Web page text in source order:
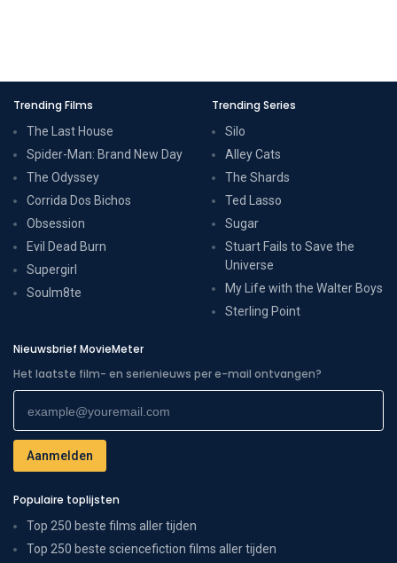
Trending Films
The Last House
Spider-Man: Brand New Day
The Odyssey
Corrida Dos Bichos
Obsession
Evil Dead Burn
Supergirl
Soulm8te
Trending Series
Silo
Alley Cats
The Shards
Ted Lasso
Sugar
Stuart Fails to Save the
Universe
My Life with the Walter Boys
Sterling Point
Nieuwsbrief MovieMeter
Het laatste film- en serienieuws per e-mail ontvangen?
Populaire toplijsten
Top 250 beste films aller tijden
Top 250 beste sciencefiction films aller tijden